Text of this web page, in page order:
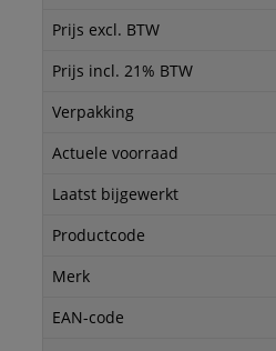
Prijs excl. BTW
Prijs incl. 21% BTW
Verpakking
Actuele voorraad
Laatst bijgewerkt
Productcode
Merk
EAN-code